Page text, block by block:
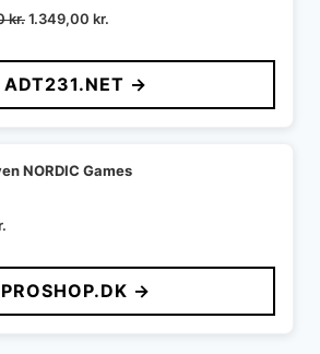
kr.Den
pris
var:
2.690,00 kr..
1.349,00 kr.
pris
er:
1.349,00 kr..
ADT231.NET →
NORDIC Games
PROSHOP.DK →